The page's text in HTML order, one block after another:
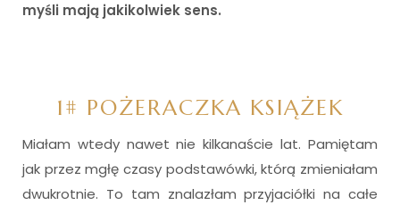
myśli mają jakikolwiek sens.
1# POŻERACZKA KSIĄŻEK
Miałam wtedy nawet nie kilkanaście lat. Pamiętam
jak przez mgłę czasy podstawówki, którą zmieniałam
dwukrotnie. To tam znalazłam przyjaciółki na całe